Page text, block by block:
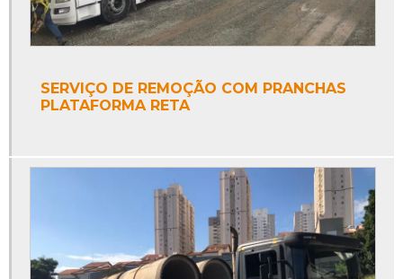
SERVIÇO DE REMOÇÃO COM PRANCHAS
PLATAFORMA RETA